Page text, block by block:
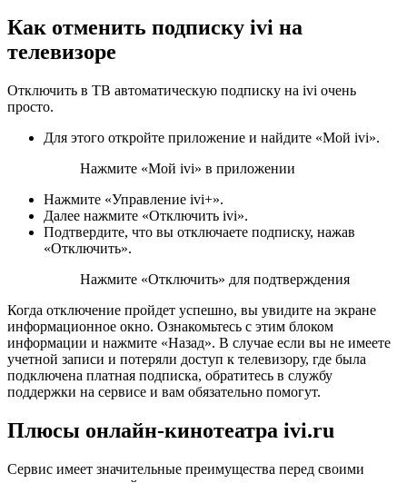
Как отменить подписку ivi на
телевизоре
Отключить в ТВ автоматическую подписку на ivi очень
просто.
Для этого откройте приложение и найдите «Мой ivi».
Нажмите «Мой ivi» в приложении
Нажмите «Управление ivi+».
Далее нажмите «Отключить ivi».
Подтвердите, что вы отключаете подписку, нажав
«Отключить».
Нажмите «Отключить» для подтверждения
Когда отключение пройдет успешно, вы увидите на экране
информационное окно. Ознакомьтесь с этим блоком
информации и нажмите «Назад». В случае если вы не имеете
учетной записи и потеряли доступ к телевизору, где была
подключена платная подписка, обратитесь в службу
поддержки на сервисе и вам обязательно помогут.
Плюсы онлайн-кинотеатра ivi.ru
Сервис имеет значительные преимущества перед своими